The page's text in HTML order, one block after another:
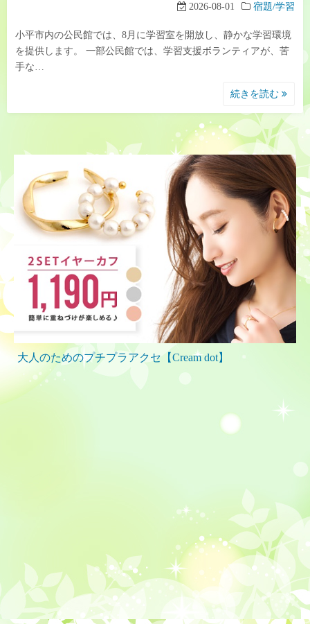
2026-08-01 宿題/学習
小平市内の公民館では、8月に学習室を開放し、静かな学習環境
を提供します。 一部公民館では、学習支援ボランティアが、苦
手な…
続きを読む
大人のためのプチプラアクセ【Cream dot】